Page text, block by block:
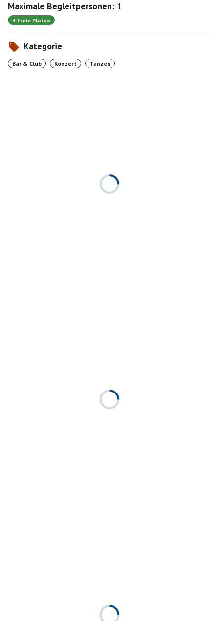
Maximale Begleitpersonen: 1
3 freie Plätze
Kategorie
Bar & Club Konzert Tanzen